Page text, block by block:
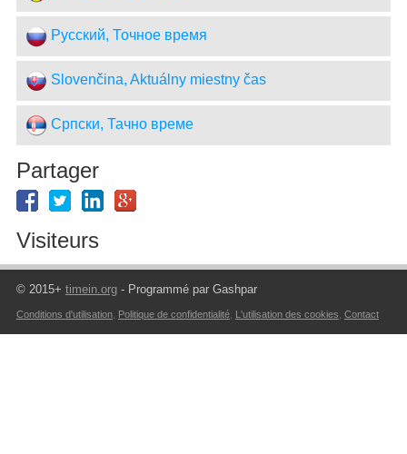
Русский, Точное время
Slovenčina, Aktuálny miestny čas
Српски, Тачно време
Partager
Visiteurs
© 2015+ timein.org- Programmé par Gashpar
Conditions d'utilisation, Politique de confidentialité, L'utilisation des cookies Contact